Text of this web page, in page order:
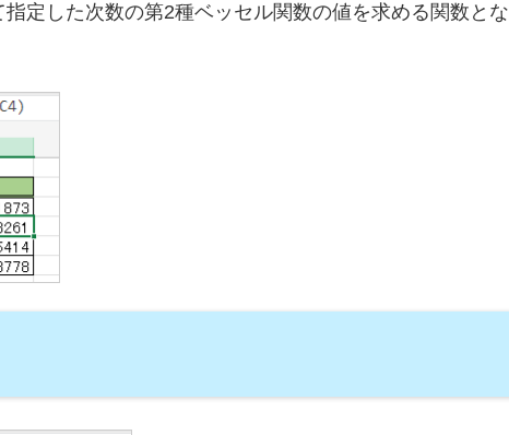
定した次数の第2種ベッセル関数の値を求める関数とな